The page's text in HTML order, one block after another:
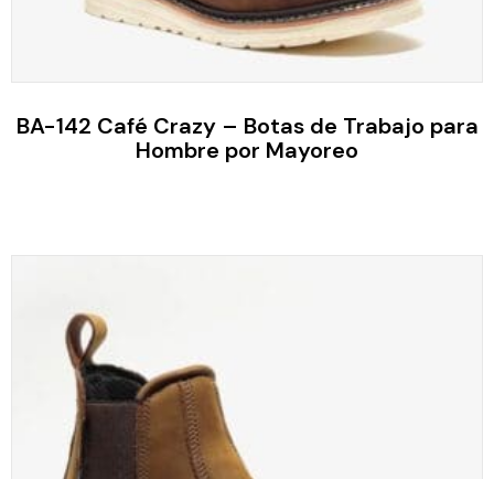
BA-142 Café Crazy – Botas de Trabajo para
Hombre por Mayoreo